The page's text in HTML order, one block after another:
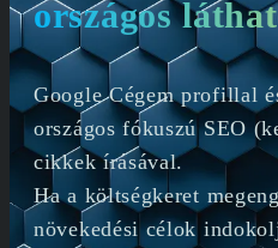
országos
Google Cégem profillal
országos fókuszú SEO
cikkek írásával.
Ha a költségkeret
növekedési célok